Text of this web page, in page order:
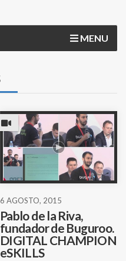
MENU
6 AGOSTO, 2015
Pablo de la Riva,
fundador de Buguroo.
DIGITAL CHAMPION
eSKILLS